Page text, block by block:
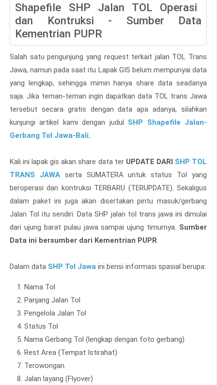
Shapefile SHP Jalan TOL Operasi
dan Kontruksi - Sumber Data
Kementrian PUPR
Salah satu pengunjung yang request terkait jalan TOL Trans
Jawa, namun pada saat itu Lapak GIS belum mempunyai data
yang lengkap, sehingga mimin hanya share data seadanya
saja. Jika teman-teman ingin dapatkan data TOL trans Jawa
tersebut secara gratis dengan data apa adanya, silahkan
kunjungi artikel kami dengan judul SHP Shapefile Jalan-
Gerbang Tol Jawa-Bali.
Kali ini lapak gis akan share data ter UPDATE DARI SHP TOL
TRANS JAWA serta SUMATERA untuk status Tol yang
beroperasi dan kontruksi TERBARU (TERUPDATE). Sekaligus
dalam paket ini juga akan disertakan pintu masuk/gerbang
Jalan Tol itu sendiri. Data SHP jalan tol trans jawa ini dimulai
dari ujung barat pulau jawa sampai ujung timurnya. Sumber
Data ini bersumber dari Kementrian PUPR.
Dalam data SHP Tol Jawa ini berisi informasi spasial berupa:
Nama Tol
Panjang Jalan Tol
Pengelola Jalan Tol
Status Tol
Nama Gerbang Tol (lengkap dengan foto gerbang)
Rest Area (Tempat Istirahat)
Terowongan.
Jalan layang (Flyover)